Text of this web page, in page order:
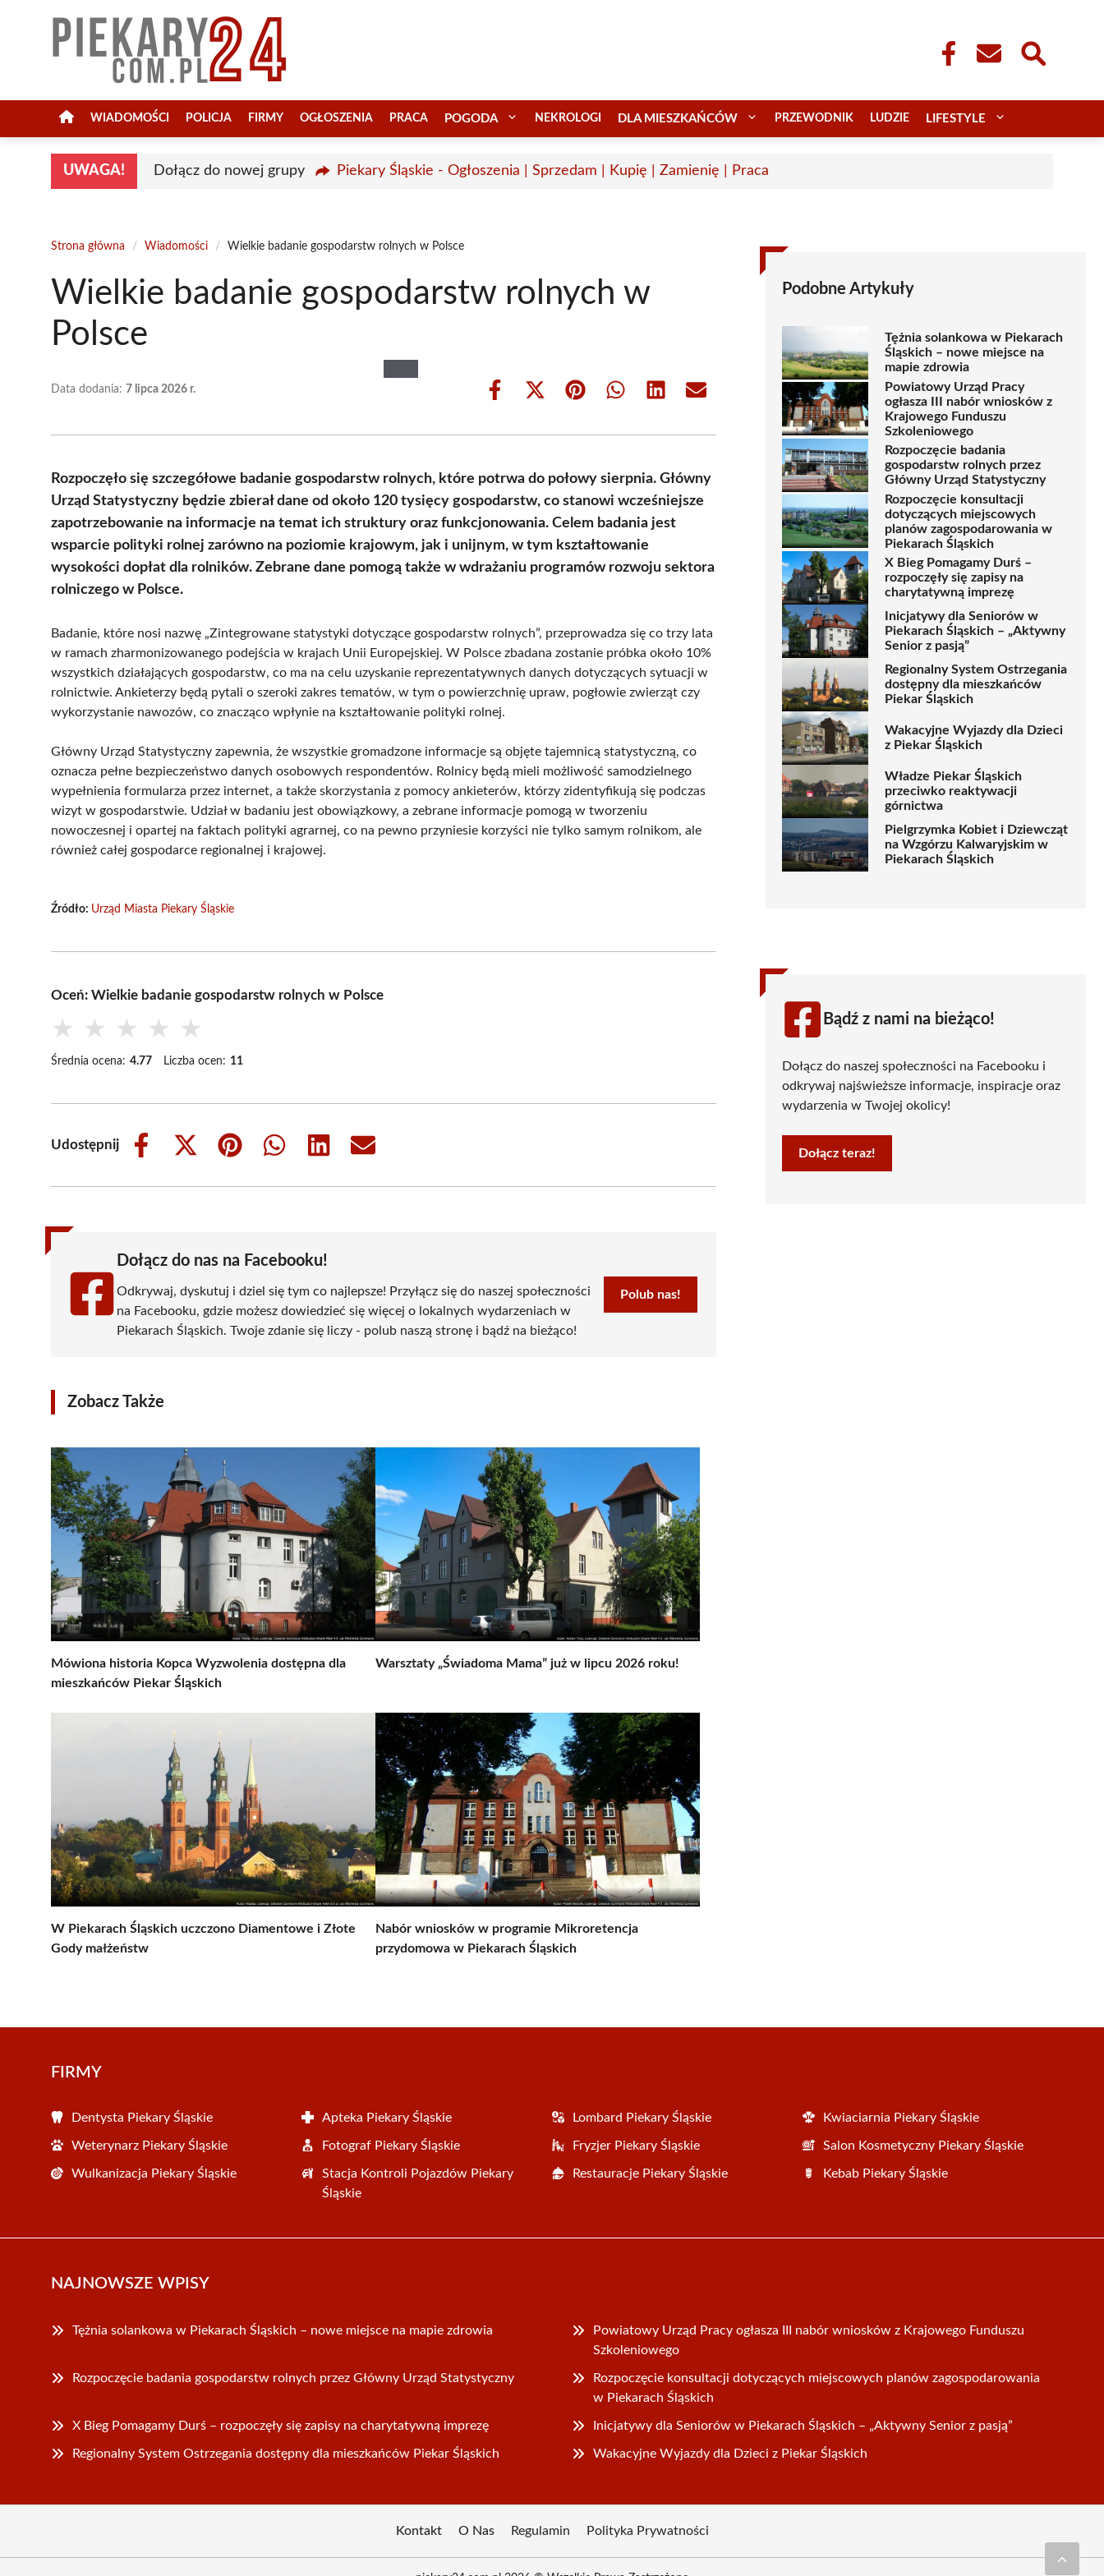
WIADOMOŚCI POLICJA FIRMY OGŁOSZENIA PRACA POGODA NEKROLOGI DLA MIESZKAŃCÓW PRZEWODNIK LUDZIE LIFESTYLE
UWAGA! Dołącz do nowej grupy Piekary Śląskie - Ogłoszenia | Sprzedam | Kupię | Zamienię | Praca
Strona główna / Wiadomości / Wielkie badanie gospodarstw rolnych w Polsce
Wielkie badanie gospodarstw rolnych w
Polsce
Data dodania: 7 lipca 2026 r.
Share
Share
(Twitter)
Share Share Share Share
Rozpoczęło się szczegółowe badanie gospodarstw rolnych, które potrwa do połowy sierpnia. Główny
Urząd Statystyczny będzie zbierał dane od około 120 tysięcy gospodarstw, co stanowi wcześniejsze
zapotrzebowanie na informacje na temat ich struktury oraz funkcjonowania. Celem badania jest
wsparcie polityki rolnej zarówno na poziomie krajowym, jak i unijnym, w tym kształtowanie
wysokości dopłat dla rolników. Zebrane dane pomogą także w wdrażaniu programów rozwoju sektora
rolniczego w Polsce.
Badanie, które nosi nazwę „Zintegrowane statystyki dotyczące gospodarstw rolnych”, przeprowadza się co trzy lata
w ramach zharmonizowanego podejścia w krajach Unii Europejskiej. W Polsce zbadana zostanie próbka około 10%
wszystkich działających gospodarstw, co ma na celu uzyskanie reprezentatywnych danych dotyczących sytuacji w
rolnictwie. Ankieterzy będą pytali o szeroki zakres tematów, w tym o powierzchnię upraw, pogłowie zwierząt czy
wykorzystanie nawozów, co znacząco wpłynie na kształtowanie polityki rolnej.
Główny Urząd Statystyczny zapewnia, że wszystkie gromadzone informacje są objęte tajemnicą statystyczną, co
oznacza pełne bezpieczeństwo danych osobowych respondentów. Rolnicy będą mieli możliwość samodzielnego
wypełnienia formularza przez internet, a także skorzystania z pomocy ankieterów, którzy zidentyfikują się podczas
wizyt w gospodarstwie. Udział w badaniu jest obowiązkowy, a zebrane informacje pomogą w tworzeniu
nowoczesnej i opartej na faktach polityki agrarnej, co na pewno przyniesie korzyści nie tylko samym rolnikom, ale
również całej gospodarce regionalnej i krajowej.
Źródło: Urząd Miasta Piekary Śląskie
Oceń: Wielkie badanie gospodarstw rolnych w Polsce
★ ★ ★ ★ ★
Średnia ocena: 4.77 Liczba ocen: 11
Udostępnij
Share
Share
(Twitter)
Share
Share
Share
Share
Dołącz do nas na Facebooku!
Odkrywaj, dyskutuj i dziel się tym co najlepsze! Przyłącz się do naszej społeczności
na Facebooku, gdzie możesz dowiedzieć się więcej o lokalnych wydarzeniach w
Piekarach Śląskich. Twoje zdanie się liczy - polub naszą stronę i bądź na bieżąco!
Polub nas!
Zobacz Także
Mówiona historia Kopca Wyzwolenia dostępna dla
mieszkańców Piekar Śląskich
Warsztaty „Świadoma Mama” już w lipcu 2026 roku!
W Piekarach Śląskich uczczono Diamentowe i Złote
Gody małżeństw
Nabór wniosków w programie Mikroretencja
przydomowa w Piekarach Śląskich
Podobne Artykuły
Tężnia solankowa w Piekarach
Śląskich – nowe miejsce na
mapie zdrowia
Powiatowy Urząd Pracy
ogłasza III nabór wniosków z
Krajowego Funduszu
Szkoleniowego
Rozpoczęcie badania
gospodarstw rolnych przez
Główny Urząd Statystyczny
Rozpoczęcie konsultacji
dotyczących miejscowych
planów zagospodarowania w
Piekarach Śląskich
X Bieg Pomagamy Durś –
rozpoczęły się zapisy na
charytatywną imprezę
Inicjatywy dla Seniorów w
Piekarach Śląskich – „Aktywny
Senior z pasją”
Regionalny System Ostrzegania
dostępny dla mieszkańców
Piekar Śląskich
Wakacyjne Wyjazdy dla Dzieci
z Piekar Śląskich
Władze Piekar Śląskich
przeciwko reaktywacji
górnictwa
Pielgrzymka Kobiet i Dziewcząt
na Wzgórzu Kalwaryjskim w
Piekarach Śląskich
Bądź z nami na bieżąco!
Dołącz do naszej społeczności na Facebooku i
odkrywaj najświeższe informacje, inspiracje oraz
wydarzenia w Twojej okolicy!
Dołącz teraz!
FIRMY
Dentysta Piekary Śląskie Apteka Piekary Śląskie Lombard Piekary Śląskie Kwiaciarnia Piekary Śląskie
Weterynarz Piekary Śląskie Fotograf Piekary Śląskie Fryzjer Piekary Śląskie Salon Kosmetyczny Piekary Śląskie
Wulkanizacja Piekary Śląskie
Stacja Kontroli Pojazdów Piekary
Śląskie
Restauracje Piekary Śląskie Kebab Piekary Śląskie
NAJNOWSZE WPISY
Tężnia solankowa w Piekarach Śląskich – nowe miejsce na mapie zdrowia
Powiatowy Urząd Pracy ogłasza III nabór wniosków z Krajowego Funduszu
Szkoleniowego
Rozpoczęcie badania gospodarstw rolnych przez Główny Urząd Statystyczny
Rozpoczęcie konsultacji dotyczących miejscowych planów zagospodarowania
w Piekarach Śląskich
X Bieg Pomagamy Durś – rozpoczęły się zapisy na charytatywną imprezę Inicjatywy dla Seniorów w Piekarach Śląskich – „Aktywny Senior z pasją”
Regionalny System Ostrzegania dostępny dla mieszkańców Piekar Śląskich Wakacyjne Wyjazdy dla Dzieci z Piekar Śląskich
Kontakt O Nas Regulamin Polityka Prywatności